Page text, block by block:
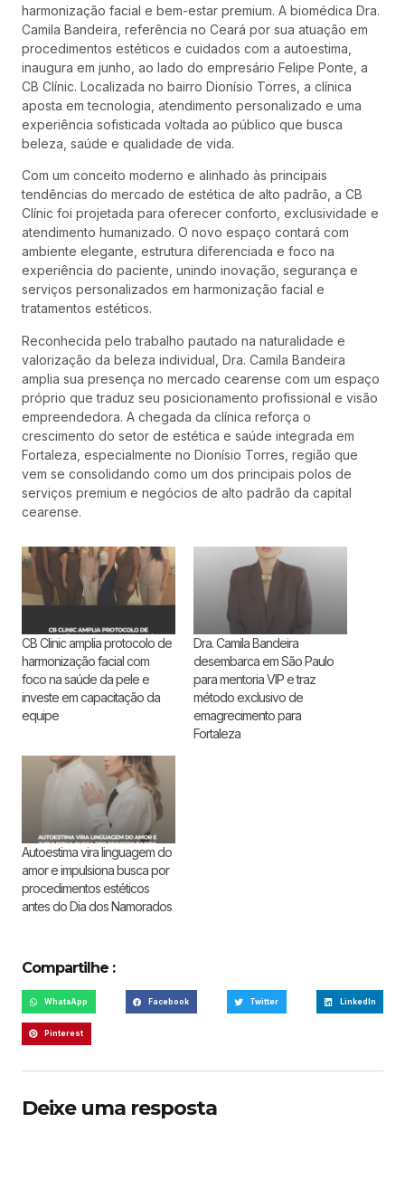
harmonização facial e bem-estar premium. A biomédica Dra.
Camila Bandeira, referência no Ceará por sua atuação em
procedimentos estéticos e cuidados com a autoestima,
inaugura em junho, ao lado do empresário Felipe Ponte, a
CB Clínic. Localizada no bairro Dionísio Torres, a clínica
aposta em tecnologia, atendimento personalizado e uma
experiência sofisticada voltada ao público que busca
beleza, saúde e qualidade de vida.
Com um conceito moderno e alinhado às principais
tendências do mercado de estética de alto padrão, a CB
Clínic foi projetada para oferecer conforto, exclusividade e
atendimento humanizado. O novo espaço contará com
ambiente elegante, estrutura diferenciada e foco na
experiência do paciente, unindo inovação, segurança e
serviços personalizados em harmonização facial e
tratamentos estéticos.
Reconhecida pelo trabalho pautado na naturalidade e
valorização da beleza individual, Dra. Camila Bandeira
amplia sua presença no mercado cearense com um espaço
próprio que traduz seu posicionamento profissional e visão
empreendedora. A chegada da clínica reforça o
crescimento do setor de estética e saúde integrada em
Fortaleza, especialmente no Dionísio Torres, região que
vem se consolidando como um dos principais polos de
serviços premium e negócios de alto padrão da capital
cearense.
CB Clinic amplia protocolo de
harmonização facial com
foco na saúde da pele e
investe em capacitação da
equipe
Dra. Camila Bandeira
desembarca em São Paulo
para mentoria VIP e traz
método exclusivo de
emagrecimento para
Fortaleza
Autoestima vira linguagem do
amor e impulsiona busca por
procedimentos estéticos
antes do Dia dos Namorados
Compartilhe :
WhatsApp Facebook Twitter LinkedIn
Pinterest
Deixe uma resposta